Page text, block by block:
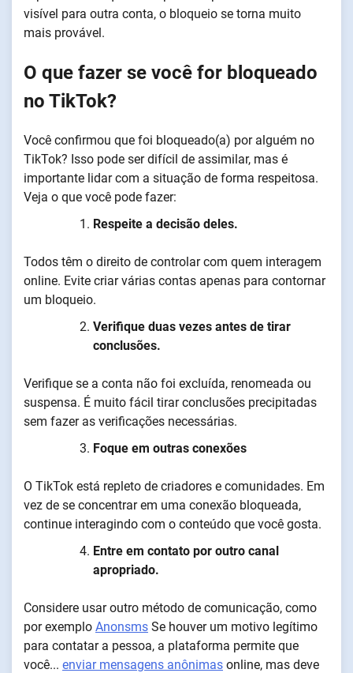
visível para outra conta, o bloqueio se torna muito
mais provável.
O que fazer se você for bloqueado
no TikTok?
Você confirmou que foi bloqueado(a) por alguém no
TikTok? Isso pode ser difícil de assimilar, mas é
importante lidar com a situação de forma respeitosa.
Veja o que você pode fazer:
Respeite a decisão deles.
Todos têm o direito de controlar com quem interagem
online. Evite criar várias contas apenas para contornar
um bloqueio.
Verifique duas vezes antes de tirar
conclusões.
Verifique se a conta não foi excluída, renomeada ou
suspensa. É muito fácil tirar conclusões precipitadas
sem fazer as verificações necessárias.
Foque em outras conexões
O TikTok está repleto de criadores e comunidades. Em
vez de se concentrar em uma conexão bloqueada,
continue interagindo com o conteúdo que você gosta.
Entre em contato por outro canal
apropriado.
Considere usar outro método de comunicação, como
por exemplo Anonsms Se houver um motivo legítimo
para contatar a pessoa, a plataforma permite que
você... enviar mensagens anônimas online, mas deve